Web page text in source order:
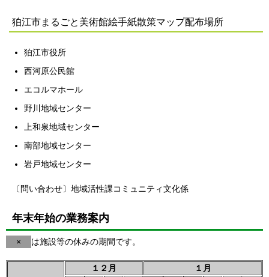
狛江市まるごと美術館絵手紙散策マップ配布場所
狛江市役所
西河原公民館
エコルマホール
野川地域センター
上和泉地域センター
南部地域センター
岩戸地域センター
〔問い合わせ〕地域活性課コミュニティ文化係
年末年始の業務案内
× は施設等の休みの期間です。
１２月
１月